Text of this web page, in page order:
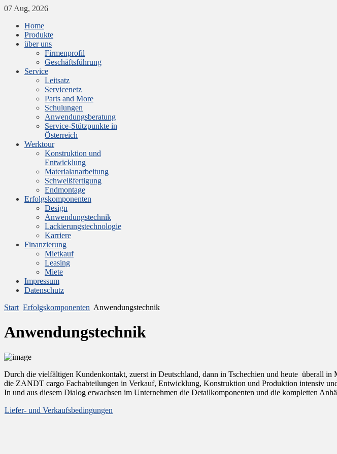
07 Aug, 2026
Home
Produkte
über uns
Firmenprofil
Geschäftsführung
Service
Leitsatz
Servicenetz
Parts and More
Schulungen
Anwendungsberatung
Service-Stützpunkte in
Österreich
Werktour
Konstruktion und
Entwicklung
Materialanarbeitung
Schweißfertigung
Endmontage
Erfolgskomponenten
Design
Anwendungstechnik
Lackierungstechnologie
Karriere
Finanzierung
Mietkauf
Leasing
Miete
Impressum
Datenschutz
Start Erfolgskomponenten Anwendungstechnik
Anwendungstechnik
Durch die vielfältigen Kundenkontakt, zuerst in Deutschland, dann in Tschechien und heute überall
die ZANDT cargo Fachabteilungen in Verkauf, Entwicklung, Konstruktion und Produktion intensiv
In und aus diesem Dialog erwachsen im Unternehmen die Detailkomponenten und die kompletten
Liefer- und Verkaufsbedingungen